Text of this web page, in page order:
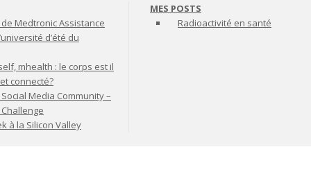
Medtronic Assistance
d’été du
mhealth : le corps est il
connecté?
Media Community –
à la Silicon Valley
MES POSTS
Radioactivité en santé